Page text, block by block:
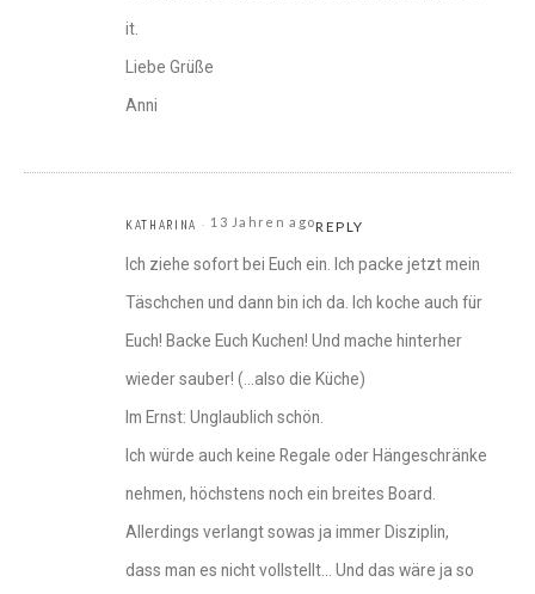
it.
Liebe Grüße
Anni
KATHARINA 13 Jahren agoREPLY
Ich ziehe sofort bei Euch ein. Ich packe jetzt mein
Täschchen und dann bin ich da. Ich koche auch für
Euch! Backe Euch Kuchen! Und mache hinterher
wieder sauber! (…also die Küche)
Im Ernst: Unglaublich schön.
Ich würde auch keine Regale oder Hängeschränke
nehmen, höchstens noch ein breites Board.
Allerdings verlangt sowas ja immer Disziplin,
dass man es nicht vollstellt… Und das wäre ja so